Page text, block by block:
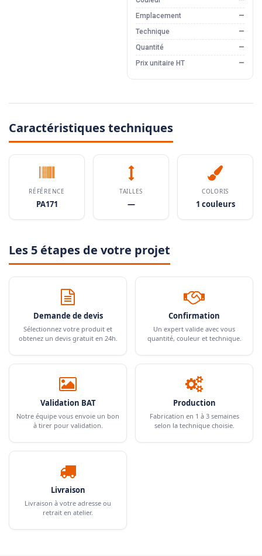
Emplacement
—
Technique
—
Quantité
—
Prix unitaire HT
—
Caractéristiques techniques
RÉFÉRENCE
PA171
TAILLES
—
COLORIS
1 couleurs
Les 5 étapes de votre projet
Demande de devis
Sélectionnez votre produit et
obtenez un devis gratuit en 24h.
Confirmation
Un expert valide avec vous
quantité, couleur et technique.
Validation BAT
Notre équipe vous envoie un bon
à tirer pour validation.
Production
Fabrication en 1 à 3 semaines
selon la technique choisie.
Livraison
Livraison à votre adresse ou
retrait en atelier.